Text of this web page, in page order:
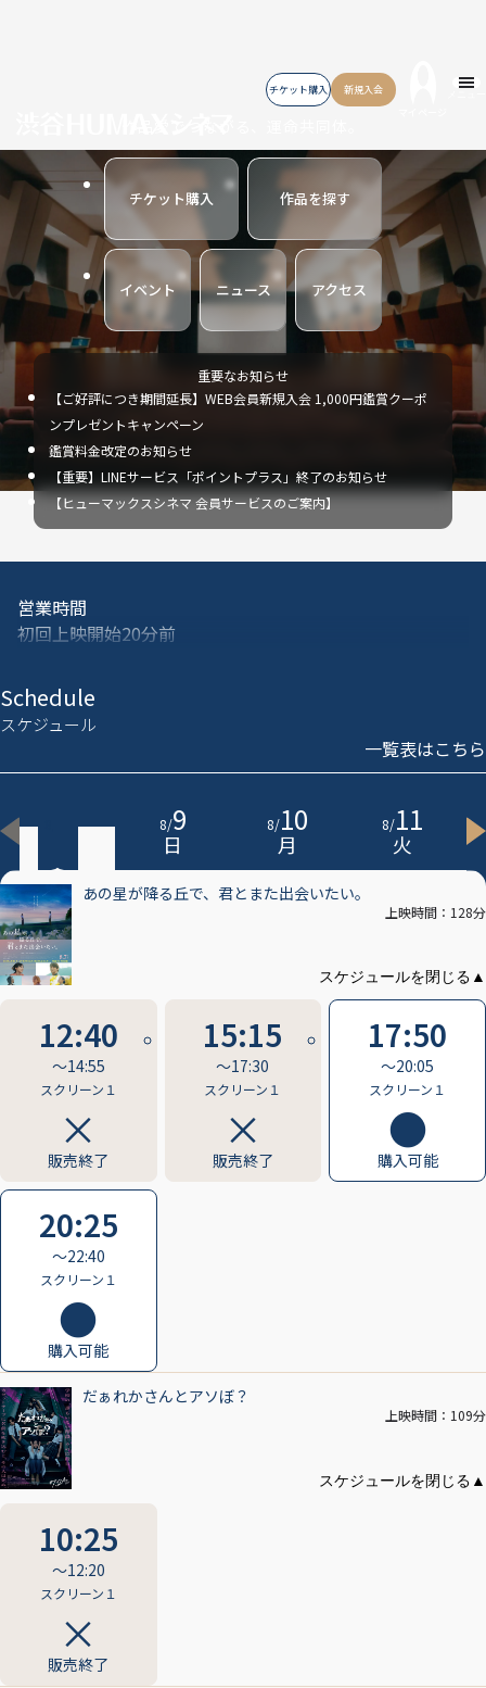
チケット購入
新規入会
チケット購入 作品を探す
イベント ニュース アクセス
重要なお知らせ
【ご好評につき期間延長】WEB会員新規入会 1,000円鑑賞クーポ
ンプレゼントキャンペーン
鑑賞料金改定のお知らせ
【重要】LINEサービス「ポイントプラス」終了のお知らせ
【ヒューマックスシネマ 会員サービスのご案内】
営業時間
初回上映開始20分前
※曜日･作品により変更となる場合がございます
ショップ営業時間
※曜日･作品により変更となる場合がございます
エレベーター稼働時間
初回上映開始20分前
※当日の状況により前後する場合がございます
※曜日･作品により変更となる場合がございます
Schedule
スケジュール
一覧表はこちら
8/9
日
8/10
月
8/11
火
あの星が降る丘で、君とまた出会いたい。
上映時間：128分
12:40
〜14:55
スクリーン１
販売終了
15:15
〜17:30
スクリーン１
販売終了
17:50
〜20:05
スクリーン１
購入可能
20:25
〜22:40
スクリーン１
購入可能
だぁれかさんとアソぼ？
上映時間：109分
10:25
〜12:20
スクリーン１
販売終了